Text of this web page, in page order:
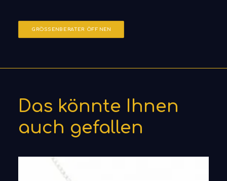
GRÖSSENBERATER ÖFFNEN
Das könnte Ihnen
auch gefallen